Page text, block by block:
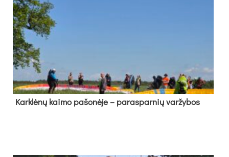
Kark­lė­nų kai­mo pa­šo­nė­je – pa­ras­par­nių var­žy­bos